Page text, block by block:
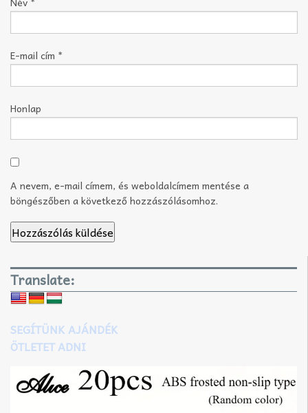
E-mail cím *
Honlap
A nevem, e-mail címem, és weboldalcímem mentése a
böngészőben a következő hozzászólásomhoz.
Translate:
SEGÍTÜNK AJÁNDÉK
ÖTLETET ADNI